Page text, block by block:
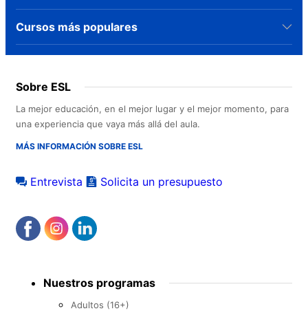
Cursos más populares
Sobre ESL
La mejor educación, en el mejor lugar y el mejor momento, para
una experiencia que vaya más allá del aula.
MÁS INFORMACIÓN SOBRE ESL
Entrevista Solicita un presupuesto
menu Nuestros programas
Adultos (16+)